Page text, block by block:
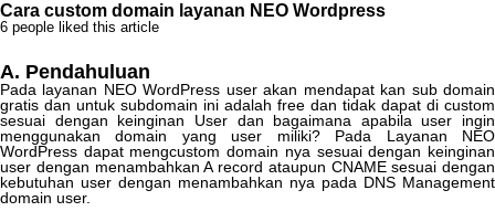
Cara custom domain layanan NEO Wordpress
6 people liked this article
A. Pendahuluan
Pada layanan NEO WordPress user akan mendapat kan sub domain
gratis dan untuk subdomain ini adalah free dan tidak dapat di custom
sesuai dengan keinginan User dan bagaimana apabila user
ingin
menggunakan
domain yang user miliki? Pada Layanan
NEO
WordPress dapat mengcustom domain nya sesuai dengan keinginan
user dengan menambahkan A record ataupun CNAME sesuai dengan
kebutuhan user dengan menambahkan nya pada DNS Management
domain user.